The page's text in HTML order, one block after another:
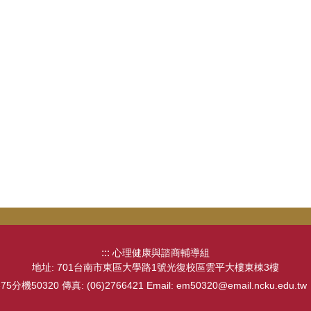
::: 心理健康與諮商輔導組
地址: 701台南市東區大學路1號光復校區雲平大樓東棟3樓
分機50320 傳真: (06)2766421 Email: